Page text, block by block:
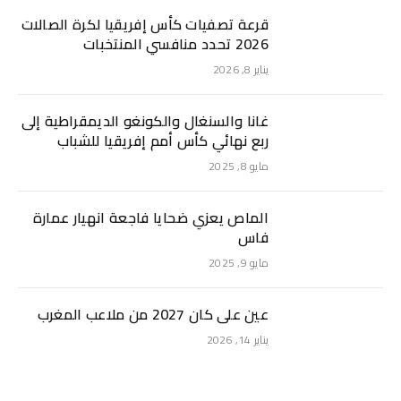
قرعة تصفيات كأس إفريقيا لكرة الصالات
2026 تحدد منافسي المنتخبات
يناير 8, 2026
غانا والسنغال والكونغو الديمقراطية إلى
ربع نهائي كأس أمم إفريقيا للشباب
مايو 8, 2025
الماص يعزي ضحايا فاجعة انهيار عمارة
فاس
مايو 9, 2025
عين على كان 2027 من ملاعب المغرب
يناير 14, 2026